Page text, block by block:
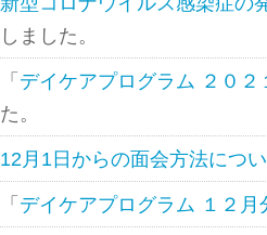
しました。
「 デイケアプログラム ２０２
た。
12月1日からの面会方法につ
「 デイケアプログラム １２月